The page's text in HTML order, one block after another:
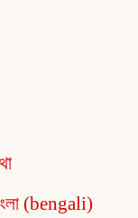
(bengali)